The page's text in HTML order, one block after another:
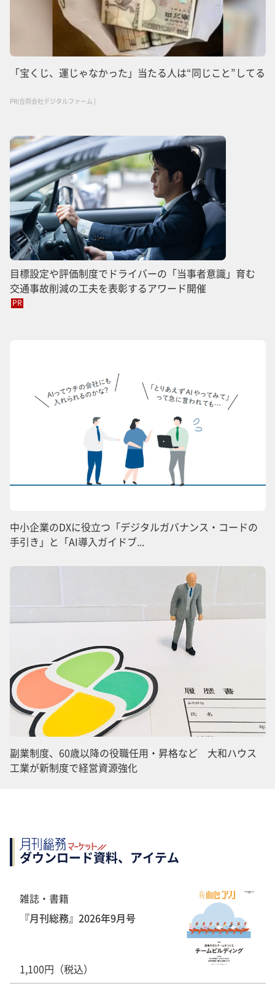
「宝くじ、運じゃなかった」当たる人は“同じこと”してる
PR(合同会社デジタルファーム )
目標設定や評価制度でドライバーの「当事者意識」育む
交通事故削減の工夫を表彰するアワード開催
PR
中小企業のDXに役立つ「デジタルガバナンス・コードの
手引き」と「AI導入ガイドブ...
副業制度、60歳以降の役職任用・昇格など 大和ハウス
工業が新制度で経営資源強化
ダウンロード資料、アイテム
雑誌・書籍
『月刊総務』2026年9月号
1,100円（税込）